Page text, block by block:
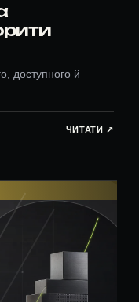
доступного й
ЧИТАТИ ↗︎